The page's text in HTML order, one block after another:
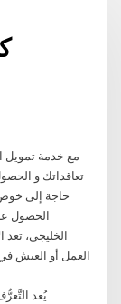
مع خدمة
تعاقداتك و
حاجة إلى خوض
الحصول
الخليجي،
العمل أو العيش
يُعد